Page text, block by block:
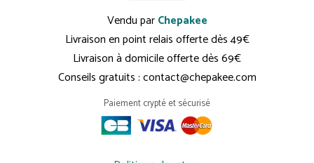
Vendu parChepakee
Livraison en point relais offerte dès 49€
Livraison à domicile offerte dès 69€
Conseils gratuits : contact@chepakee.com
Paiement crypté et sécurisé